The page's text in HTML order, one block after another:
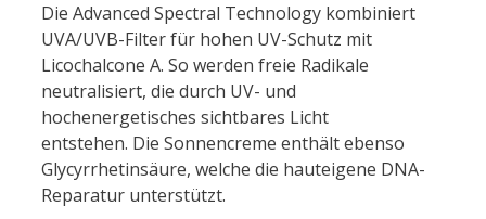
Die Advanced Spectral Technology kombiniert
UVA/UVB-Filter für hohen UV-Schutz mit
Licochalcone A. So werden freie Radikale
neutralisiert, die durch UV- und
hochenergetisches sichtbares Licht
entstehen. Die Sonnencreme enthält ebenso
Glycyrrhetinsäure, welche die hauteigene DNA-
Reparatur unterstützt.